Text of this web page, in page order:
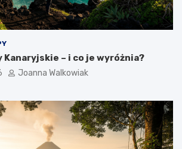
Kanaryjskie – i co je wyróżnia?
Joanna Walkowiak